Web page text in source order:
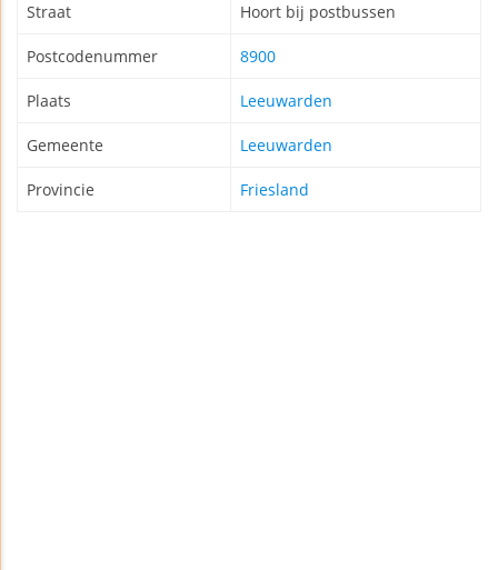
Straat Hoort bij postbussen
Postcodenummer 8900
Plaats Leeuwarden
Gemeente Leeuwarden
Provincie Friesland